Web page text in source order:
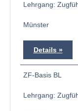
Lehrgang:
Münster
Details
ZF-Basis BL
Lehrgang: